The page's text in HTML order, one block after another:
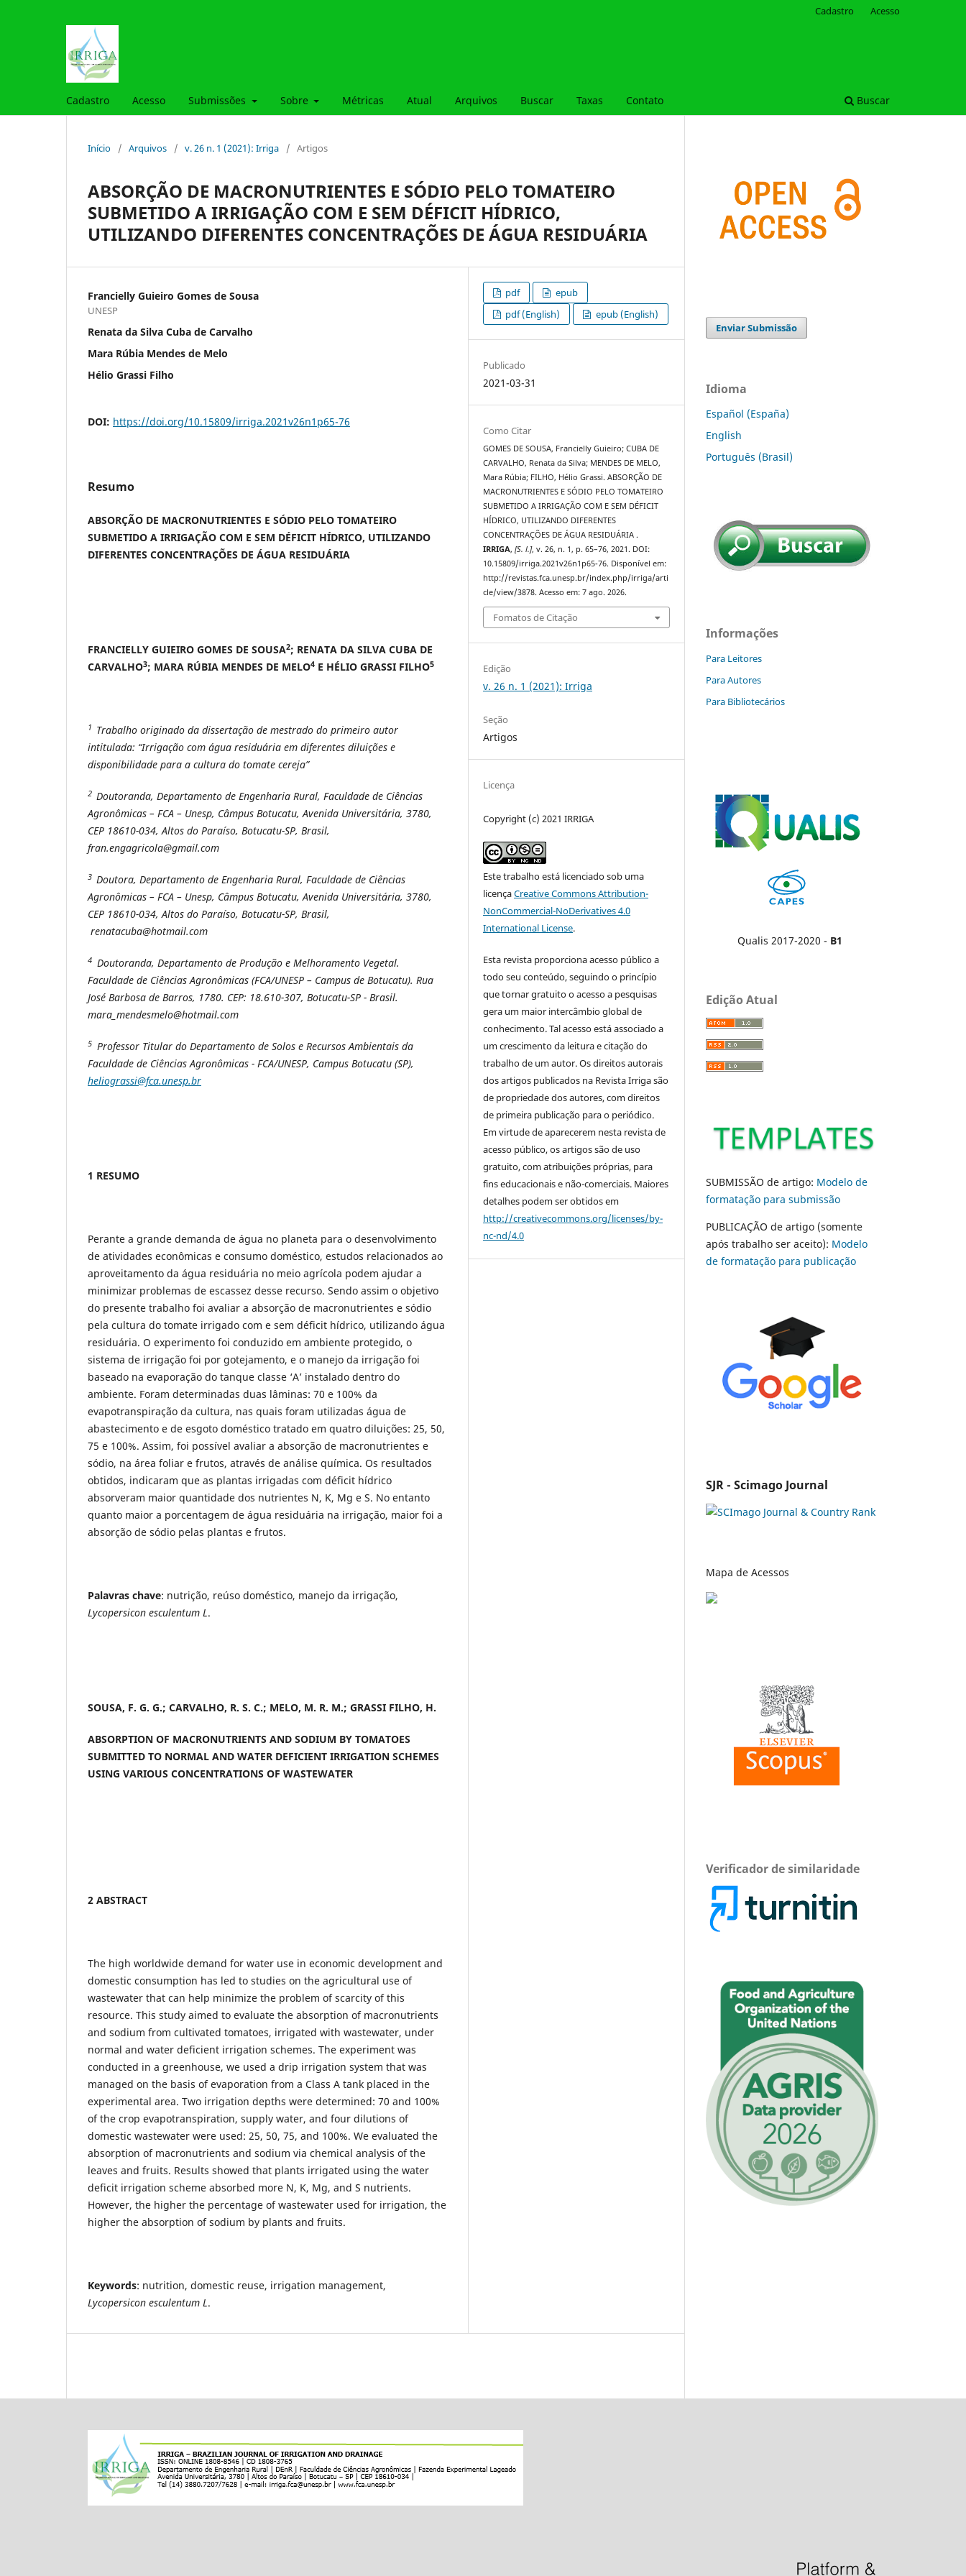
Cadastro Acesso Submissões Sobre Métricas Atual Arquivos Buscar Taxas Contato Buscar
Cadastro Acesso
Início / Arquivos / v. 26 n. 1 (2021): Irriga / Artigos
ABSORÇÃO DE MACRONUTRIENTES E SÓDIO PELO TOMATEIRO
SUBMETIDO A IRRIGAÇÃO COM E SEM DÉFICIT HÍDRICO,
UTILIZANDO DIFERENTES CONCENTRAÇÕES DE ÁGUA RESIDUÁRIA
Francielly Guieiro Gomes de Sousa
UNESP
Renata da Silva Cuba de Carvalho
Mara Rúbia Mendes de Melo
Hélio Grassi Filho
DOI: https://doi.org/10.15809/irriga.2021v26n1p65-76
Resumo
ABSORÇÃO DE MACRONUTRIENTES E SÓDIO PELO TOMATEIRO
SUBMETIDO A IRRIGAÇÃO COM E SEM DÉFICIT HÍDRICO, UTILIZANDO
DIFERENTES CONCENTRAÇÕES DE ÁGUA RESIDUÁRIA
FRANCIELLY GUIEIRO GOMES DE SOUSA2; RENATA DA SILVA CUBA DE
CARVALHO3; MARA RÚBIA MENDES DE MELO4 E HÉLIO GRASSI FILHO5
1 Trabalho originado da dissertação de mestrado do primeiro autor
intitulada: “Irrigação com água residuária em diferentes diluições e
disponibilidade para a cultura do tomate cereja”
2 Doutoranda, Departamento de Engenharia Rural, Faculdade de Ciências
Agronômicas – FCA – Unesp, Câmpus Botucatu, Avenida Universitária, 3780,
CEP 18610-034, Altos do Paraíso, Botucatu-SP, Brasil,
fran.engagricola@gmail.com
3 Doutora, Departamento de Engenharia Rural, Faculdade de Ciências
Agronômicas – FCA – Unesp, Câmpus Botucatu, Avenida Universitária, 3780,
CEP 18610-034, Altos do Paraíso, Botucatu-SP, Brasil,
renatacuba@hotmail.com
4 Doutoranda, Departamento de Produção e Melhoramento Vegetal.
Faculdade de Ciências Agronômicas (FCA/UNESP – Campus de Botucatu). Rua
José Barbosa de Barros, 1780. CEP: 18.610-307, Botucatu-SP - Brasil.
mara_mendesmelo@hotmail.com
5 Professor Titular do Departamento de Solos e Recursos Ambientais da
Faculdade de Ciências Agronômicas - FCA/UNESP, Campus Botucatu (SP),
heliograssi@fca.unesp.br
1 RESUMO
Perante a grande demanda de água no planeta para o desenvolvimento
de atividades econômicas e consumo doméstico, estudos relacionados ao
aproveitamento da água residuária no meio agrícola podem ajudar a
minimizar problemas de escassez desse recurso. Sendo assim o objetivo
do presente trabalho foi avaliar a absorção de macronutrientes e sódio
pela cultura do tomate irrigado com e sem déficit hídrico, utilizando água
residuária. O experimento foi conduzido em ambiente protegido, o
sistema de irrigação foi por gotejamento, e o manejo da irrigação foi
baseado na evaporação do tanque classe ‘A’ instalado dentro do
ambiente. Foram determinadas duas lâminas: 70 e 100% da
evapotranspiração da cultura, nas quais foram utilizadas água de
abastecimento e de esgoto doméstico tratado em quatro diluições: 25, 50,
75 e 100%. Assim, foi possível avaliar a absorção de macronutrientes e
sódio, na área foliar e frutos, através de análise química. Os resultados
obtidos, indicaram que as plantas irrigadas com déficit hídrico
absorveram maior quantidade dos nutrientes N, K, Mg e S. No entanto
quanto maior a porcentagem de água residuária na irrigação, maior foi a
absorção de sódio pelas plantas e frutos.
Palavras chave: nutrição, reúso doméstico, manejo da irrigação,
Lycopersicon esculentum L.
SOUSA, F. G. G.; CARVALHO, R. S. C.; MELO, M. R. M.; GRASSI FILHO, H.
ABSORPTION OF MACRONUTRIENTS AND SODIUM BY TOMATOES
SUBMITTED TO NORMAL AND WATER DEFICIENT IRRIGATION SCHEMES
USING VARIOUS CONCENTRATIONS OF WASTEWATER
2 ABSTRACT
The high worldwide demand for water use in economic development and
domestic consumption has led to studies on the agricultural use of
wastewater that can help minimize the problem of scarcity of this
resource. This study aimed to evaluate the absorption of macronutrients
and sodium from cultivated tomatoes, irrigated with wastewater, under
normal and water deficient irrigation schemes. The experiment was
conducted in a greenhouse, we used a drip irrigation system that was
managed on the basis of evaporation from a Class A tank placed in the
experimental area. Two irrigation depths were determined: 70 and 100%
of the crop evapotranspiration, supply water, and four dilutions of
domestic wastewater were used: 25, 50, 75, and 100%. We evaluated the
absorption of macronutrients and sodium via chemical analysis of the
leaves and fruits. Results showed that plants irrigated using the water
deficit irrigation scheme absorbed more N, K, Mg, and S nutrients.
However, the higher the percentage of wastewater used for irrigation, the
higher the absorption of sodium by plants and fruits.
Keywords: nutrition, domestic reuse, irrigation management,
Lycopersicon esculentum L.
pdf
epub
pdf (English)
epub (English)
Publicado
2021-03-31
Como Citar
GOMES DE SOUSA, Francielly Guieiro; CUBA DE
CARVALHO, Renata da Silva; MENDES DE MELO,
Mara Rúbia; FILHO, Hélio Grassi. ABSORÇÃO DE
MACRONUTRIENTES E SÓDIO PELO TOMATEIRO
SUBMETIDO A IRRIGAÇÃO COM E SEM DÉFICIT
HÍDRICO, UTILIZANDO DIFERENTES
CONCENTRAÇÕES DE ÁGUA RESIDUÁRIA .
IRRIGA,[S. l.], v. 26, n. 1, p. 65–76, 2021. DOI:
10.15809/irriga.2021v26n1p65-76. Disponível em:
http://revistas.fca.unesp.br/index.php/irriga/arti
cle/view/3878. Acesso em: 7 ago. 2026.
Fomatos de Citação
Edição
v. 26 n. 1 (2021): Irriga
Seção
Artigos
Licença
Copyright (c) 2021 IRRIGA
Este trabalho está licenciado sob uma
licençaCreative Commons Attribution-
NonCommercial-NoDerivatives 4.0
International License.
Esta revista proporciona acesso público a
todo seu conteúdo, seguindo o princípio
que tornar gratuito o acesso a pesquisas
gera um maior intercâmbio global de
conhecimento. Tal acesso está associado a
um crescimento da leitura e citação do
trabalho de um autor. Os direitos autorais
dos artigos publicados na Revista Irriga são
de propriedade dos autores, com direitos
de primeira publicação para o periódico.
Em virtude de aparecerem nesta revista de
acesso público, os artigos são de uso
gratuito, com atribuições próprias, para
fins educacionais e não-comerciais. Maiores
detalhes podem ser obtidos em
http://creativecommons.org/licenses/by-
nc-nd/4.0
Enviar Submissão
Idioma
Español (España)
English
Português (Brasil)
Informações
Para Leitores
Para Autores
Para Bibliotecários
Qualis 2017-2020 - B1
Edição Atual
SUBMISSÃO de artigo: Modelo de
formatação para submissão
PUBLICAÇÃO de artigo (somente
após trabalho ser aceito): Modelo
de formatação para publicação
SJR - Scimago Journal
Mapa de Acessos
Verificador de similaridade